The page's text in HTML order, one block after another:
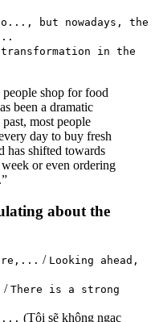
but nowadays, the
transformation in the
shop for food
been a dramatic
most people
day to buy fresh
has shifted towards
or even ordering
about the
/ Looking ahead,
/ There is a strong
(Tôi sẽ không ngạc